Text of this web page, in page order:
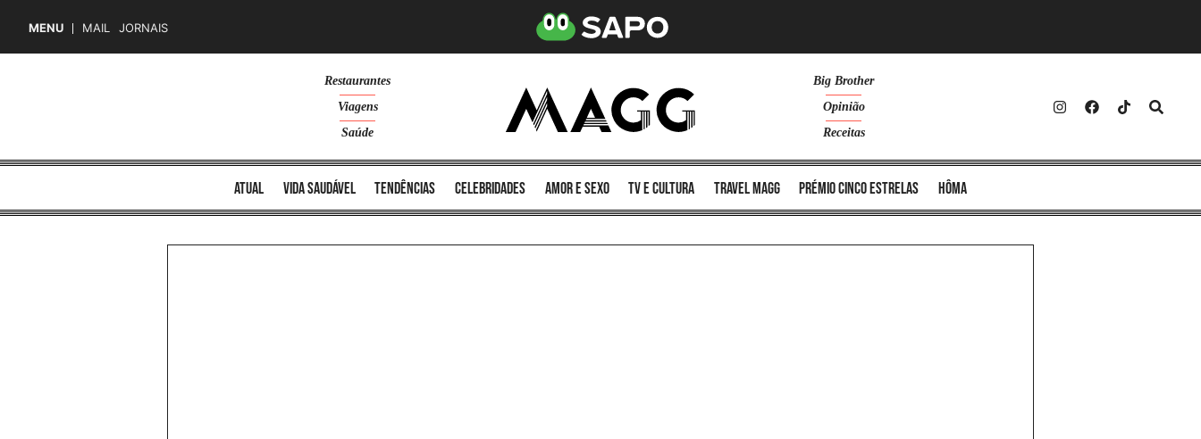
MENU MAIL JORNAIS
Restaurantes
Viagens
Saúde
Big Brother
Opinião
Receitas
atual vida saudável tendências celebridades amor e sexo TV e cultura Travel MAGG Prémio Cinco Estrelas Hôma